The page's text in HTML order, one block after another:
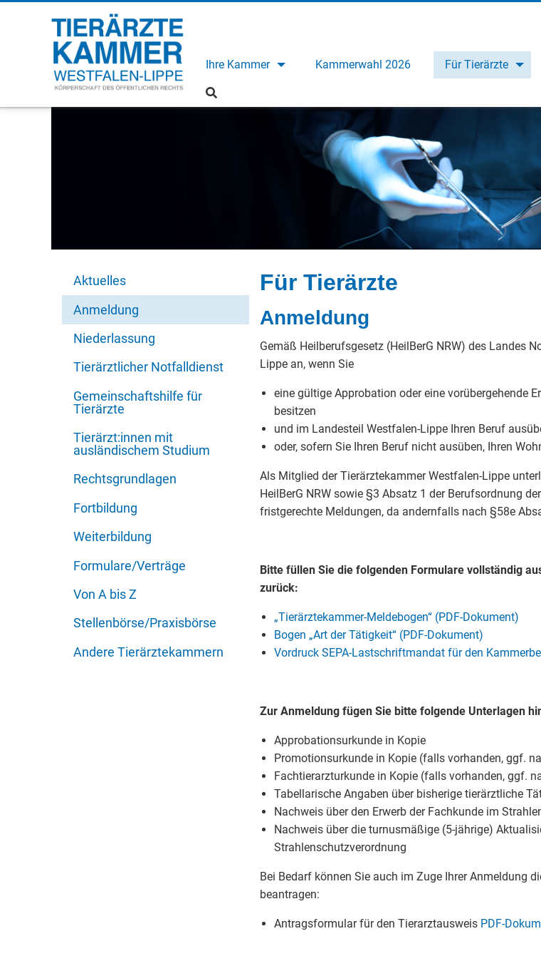
Ihre Kammer Kammerwahl 2026 Für Tierärzte
Aktuelles
Anmeldung
Niederlassung
Tierärztlicher Notfalldienst
Gemeinschaftshilfe für
Tierärzte
Tierärzt:innen mit
ausländischem Studium
Rechtsgrundlagen
Fortbildung
Weiterbildung
Formulare/Verträge
Von A bis Z
Stellenbörse/Praxisbörse
Andere Tierärztekammern
Für Tierärzte
Anmeldung
Gemäß Heilberufsgesetz (HeilBerG NRW) des Landes
Lippe an, wenn Sie
eine gültige Approbation oder eine vorübergehende
besitzen
und im Landesteil Westfalen-Lippe Ihren Beruf
oder, sofern Sie Ihren Beruf nicht ausüben, Ihren
Als Mitglied der Tierärztekammer Westfalen-Lippe
HeilBerG NRW sowie §3 Absatz 1 der Berufsordnung
fristgerechte Meldungen, da andernfalls nach §58e
Bitte füllen Sie die folgenden Formulare vollständig
zurück:
„Tierärztekammer-Meldebogen“ (PDF-Dokument)
Bogen „Art der Tätigkeit“ (PDF-Dokument)
Vordruck SEPA-Lastschriftmandat für den
Zur Anmeldung fügen Sie bitte folgende Unterlagen
Approbationsurkunde in Kopie
Promotionsurkunde in Kopie (falls vorhanden, ggf.
Fachtierarzturkunde in Kopie (falls vorhanden, ggf.
Tabellarische Angaben über bisherige tierärztliche
Nachweis über den Erwerb der Fachkunde im
Nachweis über die turnusmäßige (5-jährige)
Strahlenschutzverordnung
Bei Bedarf können Sie auch im Zuge Ihrer Anmeldung
beantragen:
Antragsformular für den Tierarztausweis PDF-